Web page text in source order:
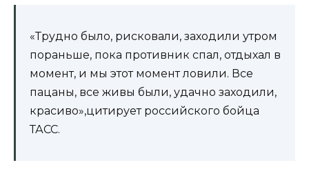
«Трудно было, рисковали, заходили утром
пораньше, пока противник спал, отдыхал в
момент, и мы этот момент ловили. Все
пацаны, все живы были, удачно заходили,
красиво»,цитирует российского бойца
ТАСС.